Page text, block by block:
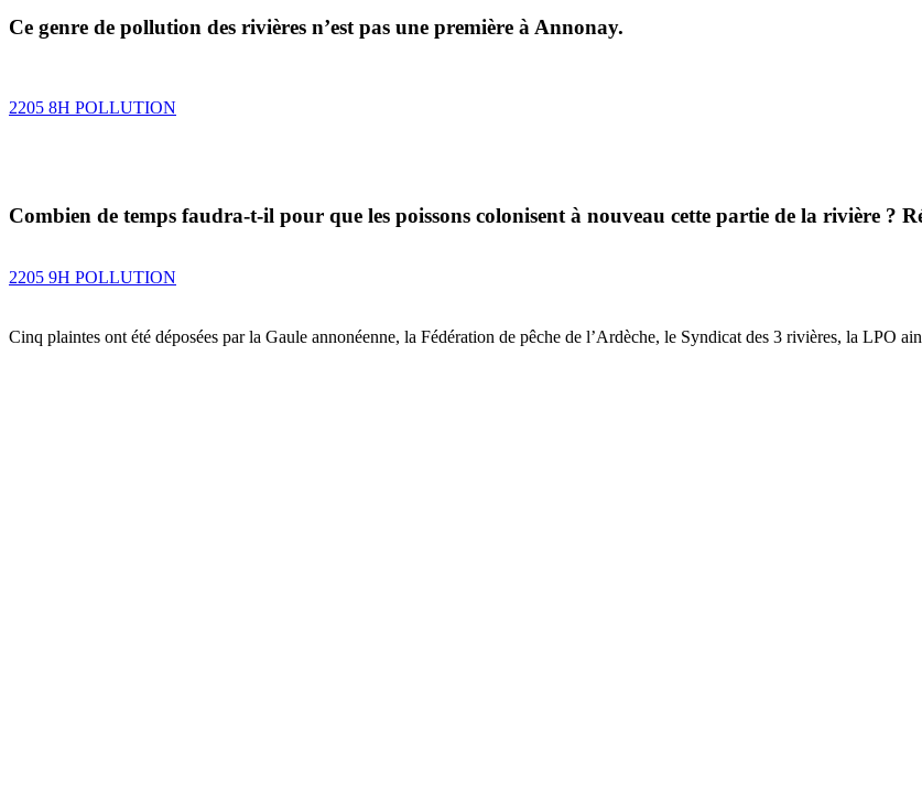
Ce genre de pollution des rivières n’est pas une première à Annonay.
2205 8H POLLUTION
Combien de temps faudra-t-il pour que les poissons colonisent à nouveau cette partie de la rivière ?
2205 9H POLLUTION
Cinq plaintes ont été déposées par la Gaule annonéenne, la Fédération de pêche de l’Ardèche, le Syndicat des 3 rivières, la LPO